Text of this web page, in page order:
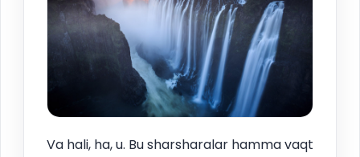
Va hali, ha, u. Bu sharsharalar hamma vaqt